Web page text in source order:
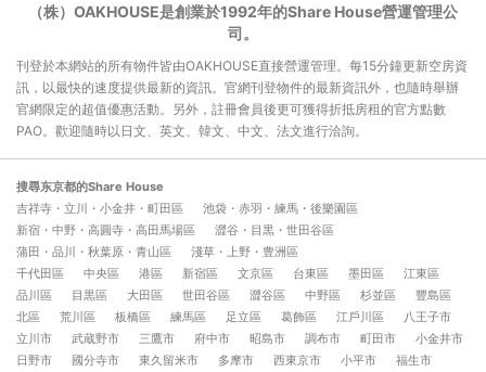
（株）OAKHOUSE是創業於1992年的Share House營運管理公
司。
刊登於本網站的所有物件皆由OAKHOUSE直接營運管理。每15分鐘更新空房資
訊，以最快的速度提供最新的資訊。官網刊登物件的最新資訊外，也隨時舉辦
官網限定的超值優惠活動。另外，註冊會員後更可獲得折抵房租的官方點數
PAO。歡迎隨時以日文、英文、韓文、中文、法文進行洽詢。
搜尋东京都的Share House
吉祥寺・立川・小金井・町田區
池袋・赤羽・練馬・後樂園區
新宿・中野・高圓寺・高田馬場區
澀谷・目黒・世田谷區
蒲田・品川・秋葉原・青山區
淺草・上野・豊洲區
千代田區
中央區 港區 新宿區 文京區 台東區 墨田區
江東區
品川區
目黒區 大田區 世田谷區 澀谷區 中野區 杉並區
豐島區
北區
荒川區 板橋區 練馬區 足立區 葛飾區 江戶川區
八王子市
立川市
武蔵野市 三鷹市 府中市 昭島市 調布市 町田市
小金井市
日野市
國分寺市 東久留米市 多摩市 西東京市 小平市
福生市